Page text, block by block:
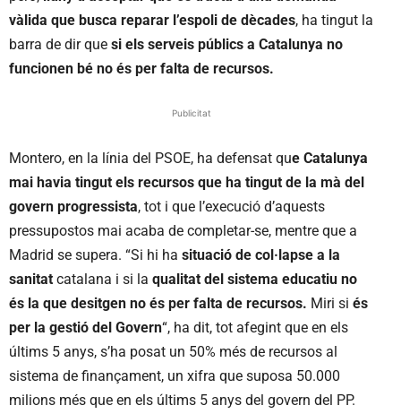
vàlida que busca reparar l’espoli de dècades, ha tingut la
barra de dir que si els serveis públics a Catalunya no
funcionen bé no és per falta de recursos.
Publicitat
Montero, en la línia del PSOE, ha defensat que Catalunya
mai havia tingut els recursos que ha tingut de la mà del
govern progressista, tot i que l’execució d’aquests
pressupostos mai acaba de completar-se, mentre que a
Madrid se supera. “Si hi ha situació de col·lapse a la
sanitat catalana i si la qualitat del sistema educatiu no
és la que desitgen no és per falta de recursos. Miri si és
per la gestió del Govern“, ha dit, tot afegint que en els
últims 5 anys, s’ha posat un 50% més de recursos al
sistema de finançament, un xifra que suposa 50.000
milions més que en els últims 5 anys del govern del PP.